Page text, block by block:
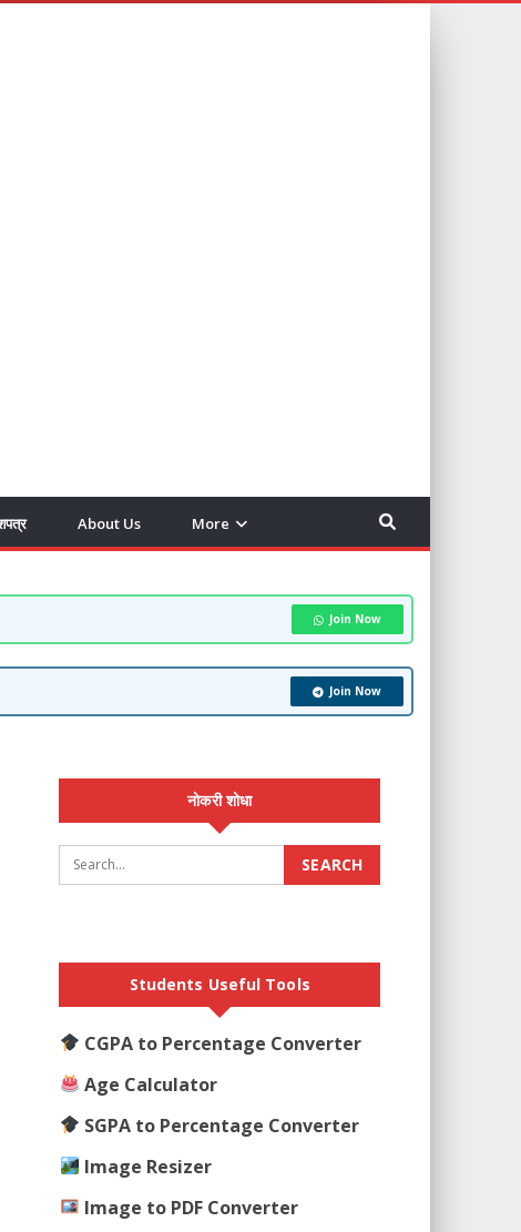
About Us More
Join Now
Join Now
नोकरी शोधा
Students Useful Tools
CGPA to Percentage Converter
Age Calculator
SGPA to Percentage Converter
Image Resizer
Image to PDF Converter